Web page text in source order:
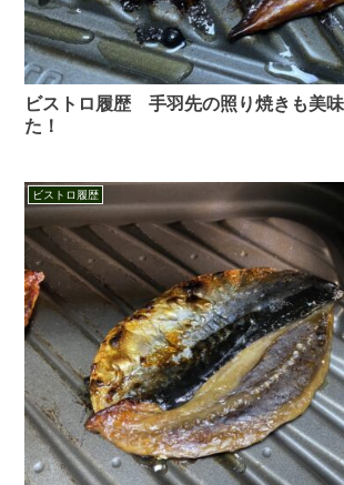
ビストロ履歴 手羽先の照り焼きも美
た！
ビストロ履歴